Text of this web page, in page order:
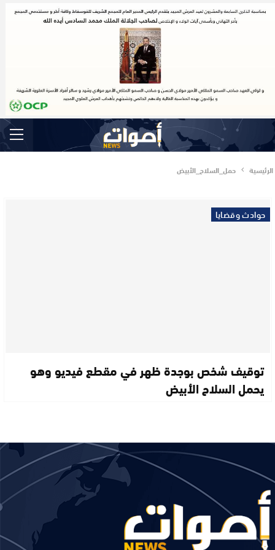
الرئيسية حمل_السلاح_الأبيض
حوادث وقضايا
توقيف شخص بوجدة ظهر في مقطع فيديو وهو
يحمل السلاح الأبيض